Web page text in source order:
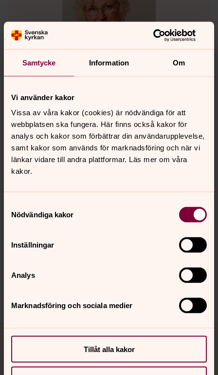
Samtycke Information Om
Vi använder kakor
Vissa av våra kakor (cookies) är nödvändiga för att
webbplatsen ska fungera. Här finns också kakor för
analys och kakor som förbättrar din användarupplevelse,
samt kakor som används för marknadsföring och när vi
länkar vidare till andra plattformar. Läs mer om våra
kakor.
Nödvändiga kakor
Inställningar
Analys
Marknadsföring och sociala medier
Tillåt alla kakor
Charlotta Pagard Nilsson
Diakon, Vattholma pastorat
Direkt:018-30 47 08SMS: 070-585 13 58
E-post:charlotta.nilsson3@svenskakyrkan.se
innehåll?
Dela
Tillbaka till toppen
Tillbaka till innehållet